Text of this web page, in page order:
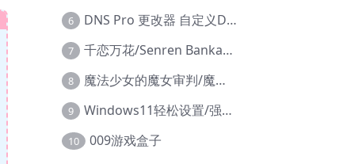
6 DNS Pro 更改器 自定义DNS修改
7 千恋万花/Senren Banka/安卓版
8 魔法少女的魔女审判/魔法少女ノ魔女裁判
9 Windows11轻松设置/强力禁止WD等/兼容Win10
10 009游戏盒子